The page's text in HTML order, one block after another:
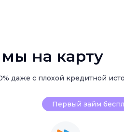
на карту
даже с плохой кредитной
Первый займ